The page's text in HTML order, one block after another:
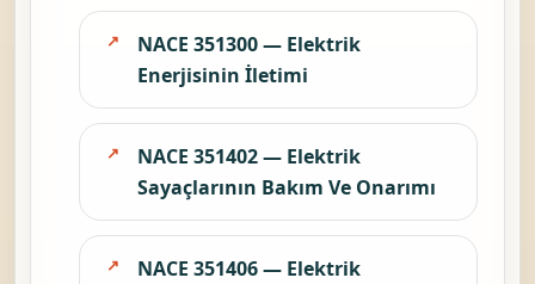
NACE 351300 — Elektrik
Enerjisinin İletimi
NACE 351402 — Elektrik
Sayaçlarının Bakım Ve Onarımı
NACE 351406 — Elektrik